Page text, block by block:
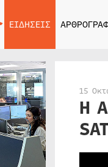
ΕΙΔΗΣΕΙΣ
15
Η